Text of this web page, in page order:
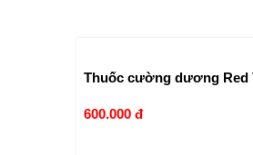
Thuốc cường dương Red
600.000 đ